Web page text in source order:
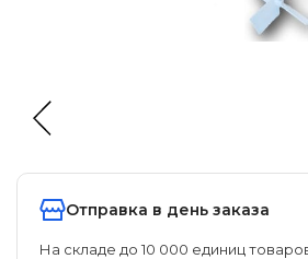
Отправка в день заказа
На складе до 10 000 единиц